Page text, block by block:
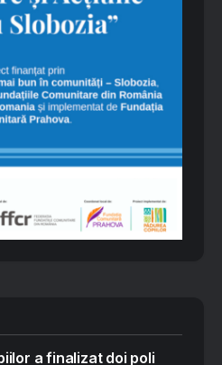
a finalizat doi poli